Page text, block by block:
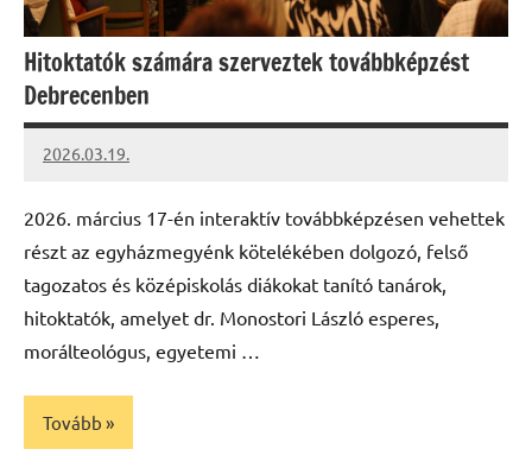
Hitoktatók számára szerveztek továbbképzést
Debrecenben
2026.03.19.
Leiszt
2026. március 17-én interaktív továbbképzésen vehettek
részt az egyházmegyénk kötelékében dolgozó, felső
tagozatos és középiskolás diákokat tanító tanárok,
hitoktatók, amelyet dr. Monostori László esperes,
morálteológus, egyetemi …
Tovább